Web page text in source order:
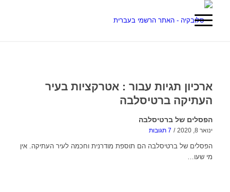
ארכיון תגיות עבור : אטרקציות בעיר
העתיקה ברטיסלבה
הפסלים של ברטיסלבה
ינואר 8, 2020 / 7 תגובות
הפסלים של ברטיסלבה הם תוספת מודרנית וחכמה לעיר העתיקה. אין
מי שעו…